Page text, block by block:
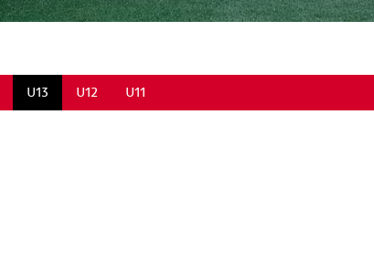
U13 U12 U11